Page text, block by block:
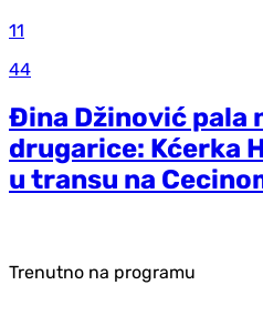
11
44
Đina Džinović pala
drugarice: Kćerka
u transu na
Trenutno na programu